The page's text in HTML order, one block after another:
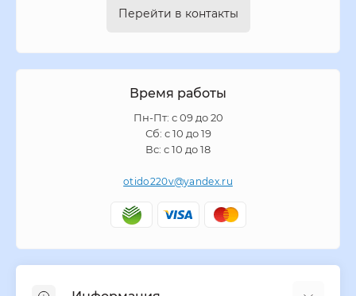
Перейти в контакты
Время работы
Пн-Пт: с 09 до 20
Сб: с 10 до 19
Вс: с 10 до 18
otido220v@yandex.ru